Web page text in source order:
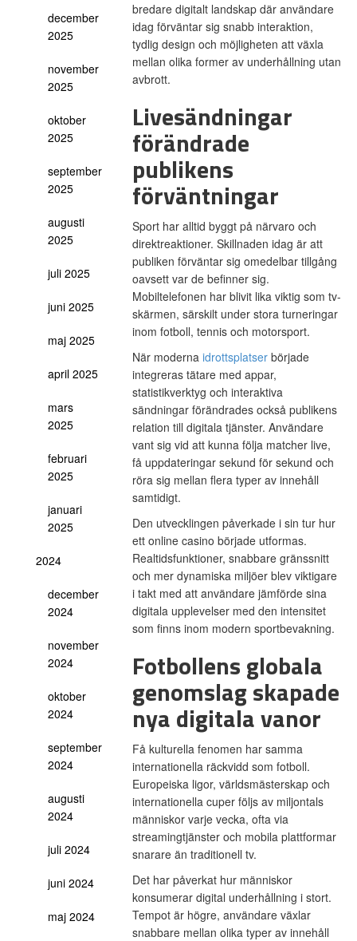
december
2025
november
2025
oktober
2025
september
2025
augusti
2025
juli 2025
juni 2025
maj 2025
april 2025
mars
2025
februari
2025
januari
2025
2024
december
2024
november
2024
oktober
2024
september
2024
augusti
2024
juli 2024
juni 2024
maj 2024
bredare digitalt landskap där användare
idag förväntar sig snabb interaktion,
tydlig design och möjligheten att växla
mellan olika former av underhållning utan
avbrott.
Livesändningar
förändrade
publikens
förväntningar
Sport har alltid byggt på närvaro och
direktreaktioner. Skillnaden idag är att
publiken förväntar sig omedelbar tillgång
oavsett var de befinner sig.
Mobiltelefonen har blivit lika viktig som tv-
skärmen, särskilt under stora turneringar
inom fotboll, tennis och motorsport.
När moderna idrottsplatser började
integreras tätare med appar,
statistikverktyg och interaktiva
sändningar förändrades också publikens
relation till digitala tjänster. Användare
vant sig vid att kunna följa matcher live,
få uppdateringar sekund för sekund och
röra sig mellan flera typer av innehåll
samtidigt.
Den utvecklingen påverkade i sin tur hur
ett online casino började utformas.
Realtidsfunktioner, snabbare gränssnitt
och mer dynamiska miljöer blev viktigare
i takt med att användare jämförde sina
digitala upplevelser med den intensitet
som finns inom modern sportbevakning.
Fotbollens globala
genomslag skapade
nya digitala vanor
Få kulturella fenomen har samma
internationella räckvidd som fotboll.
Europeiska ligor, världsmästerskap och
internationella cuper följs av miljontals
människor varje vecka, ofta via
streamingtjänster och mobila plattformar
snarare än traditionell tv.
Det har påverkat hur människor
konsumerar digital underhållning i stort.
Tempot är högre, användare växlar
snabbare mellan olika typer av innehåll